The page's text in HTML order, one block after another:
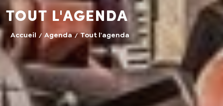
Tout l'agenda
Accueil Agenda Tout l'agenda